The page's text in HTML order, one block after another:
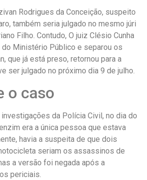
Rodrigues da Conceição, suspeito
também seria julgado no mesmo júri
Filho. Contudo, O juiz Clésio Cunha
Ministério Público e separou os
que já está preso, retornou para a
ser julgado no próximo dia 9 de julho.
o caso
da Polícia Civil, no dia do
era a única pessoa que estava
havia a suspeita de que dois
seriam os assassinos de
a versão foi negada após a
periciais.